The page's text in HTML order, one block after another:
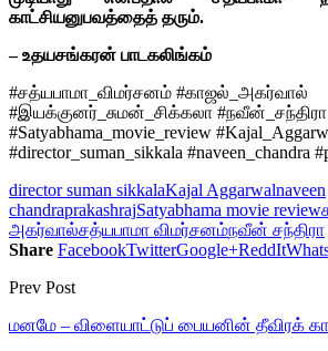
காட்சியனுபவத்தைத் தரும்.
– உதயசங்கரன் பாடகலிங்கம்
#சத்யபாமா_விமர்சனம் #காஜல்_அகர்வால்
#இயக்குனர்_சுமன்_சிக்கலா #நவீன்_சந்திரா
#Satyabhama_movie_review
#director_suman_sikkala #naveen_chandra
director suman sikkalaKajal Aggarwalnaveen
chandraprakashrajSatyabhama movie review
அகர்வால்சத்யபாமா விமர்சனம்நவீன் சந்திரா
Share FacebookTwitterGoogle+ReddIt
Prev Post
மனமே – விளையாட்டுப் பையனின் தீவிரக்